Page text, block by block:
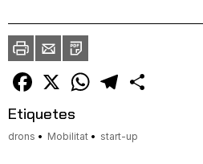
ImprimirEnvia
un
amic
PDF
Facebook
X WhatsAppTelegram
Etiquetes
drons Mobilitat start-up